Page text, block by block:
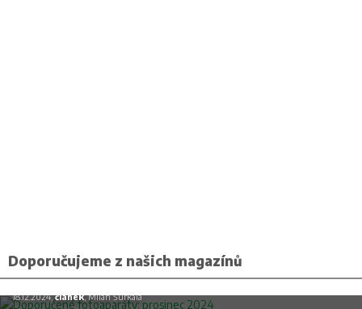
Doporučujeme z našich magazínů
Doporučené fotoaparáty: prosinec 2024
18.12.2024,článek, Milan Šurkala